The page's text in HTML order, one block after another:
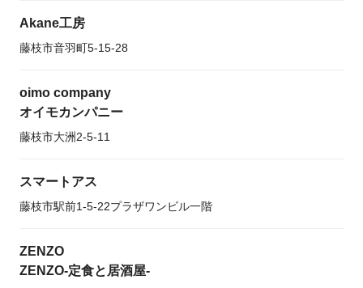
Akane工房
藤枝市音羽町5-15-28
oimo company
オイモカンパニー
藤枝市大洲2-5-11
スマートアス
藤枝市駅前1-5-22プラザワンビル一階
ZENZO
ZENZO-定食と居酒屋-